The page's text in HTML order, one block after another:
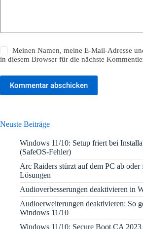
Meinen Namen, meine E-Mail-Adresse
in diesem Browser für die nächste
Kommentar abschicken
Neuste Beiträge
Windows 11/10: Setup friert bei
(SafeOS-Fehler)
Arc Raiders stürzt auf dem PC ab oder
Lösungen
Audioverbesserungen deaktivieren in
Audioerweiterungen deaktivieren: So
Windows 11/10
Windows 11/10: Secure Boot CA